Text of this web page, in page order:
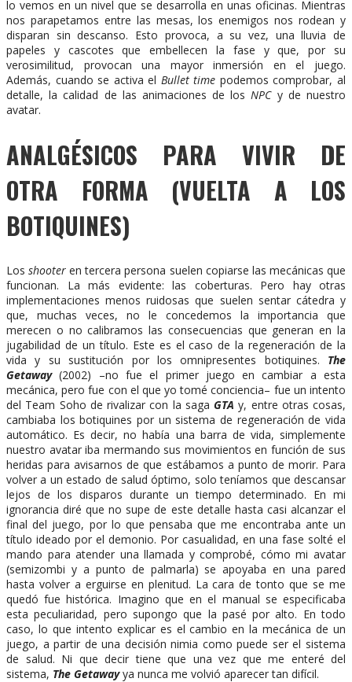
lo vemos en un nivel que se desarrolla en unas oficinas. Mientras
nos parapetamos entre las mesas, los enemigos nos rodean y
disparan sin descanso. Esto provoca, a su vez, una lluvia de
papeles y cascotes que embellecen la fase y que, por su
verosimilitud, provocan una mayor inmersión en el juego.
Además, cuando se activa el Bullet time podemos comprobar, al
detalle, la calidad de las animaciones de losNPCy de nuestro
avatar.
ANALGÉSICOS PARA VIVIR DE
OTRA FORMA (VUELTA A LOS
BOTIQUINES)
Losshooter en tercera persona suelen copiarse las mecánicas que
funcionan. La más evidente: las coberturas. Pero hay otras
implementaciones menos ruidosas que suelen sentar cátedra y
que, muchas veces, no le concedemos la importancia que
merecen o no calibramos las consecuencias que generan en la
jugabilidad de un título. Este es el caso de la regeneración de la
vida y su sustitución por los omnipresentes botiquines. The
Getaway(2002) –no fue el primer juego en cambiar a esta
mecánica, pero fue con el que yo tomé conciencia– fue un intento
del Team Soho de rivalizar con la saga GTA y, entre otras cosas,
cambiaba los botiquines por un sistema de regeneración de vida
automático. Es decir, no había una barra de vida, simplemente
nuestro avatar iba mermando sus movimientos en función de sus
heridas para avisarnos de que estábamos a punto de morir. Para
volver a un estado de salud óptimo, solo teníamos que descansar
lejos de los disparos durante un tiempo determinado. En mi
ignorancia diré que no supe de este detalle hasta casi alcanzar el
final del juego, por lo que pensaba que me encontraba ante un
título ideado por el demonio. Por casualidad, en una fase solté el
mando para atender una llamada y comprobé, cómo mi avatar
(semizombi y a punto de palmarla) se apoyaba en una pared
hasta volver a erguirse en plenitud. La cara de tonto que se me
quedó fue histórica. Imagino que en el manual se especificaba
esta peculiaridad, pero supongo que la pasé por alto. En todo
caso, lo que intento explicar es el cambio en la mecánica de un
juego, a partir de una decisión nimia como puede ser el sistema
de salud. Ni que decir tiene que una vez que me enteré del
sistema, The Getaway ya nunca me volvió aparecer tan difícil.